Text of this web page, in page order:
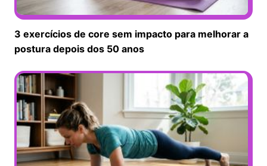
3 exercícios de core sem impacto para melhorar a
postura depois dos 50 anos